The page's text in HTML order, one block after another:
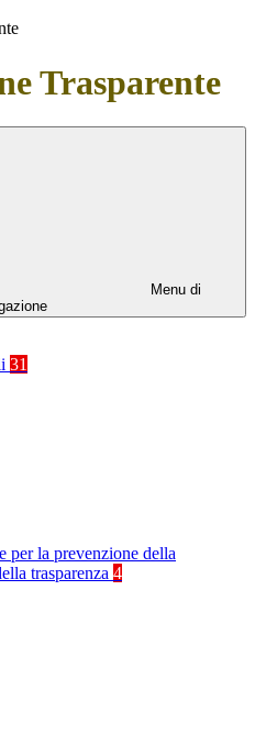
Trasparente
Menu di
31
per la prevenzione della
trasparenza 4